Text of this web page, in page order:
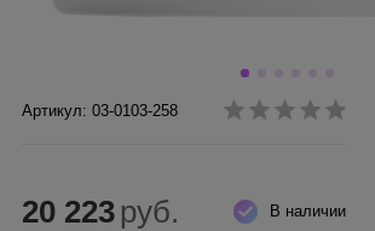
Артикул: 03-0103-258
В наличии
20 223 руб.